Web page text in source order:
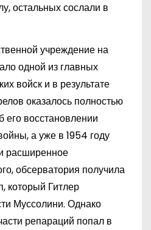
остальных сослали в
учреждение на
одной из главных
войск и в результате
оказалось полностью
восстановлении
а уже в 1954 году
расширенное
обсерватория получила
который Гитлер
Муссолини. Однако
репараций попал в